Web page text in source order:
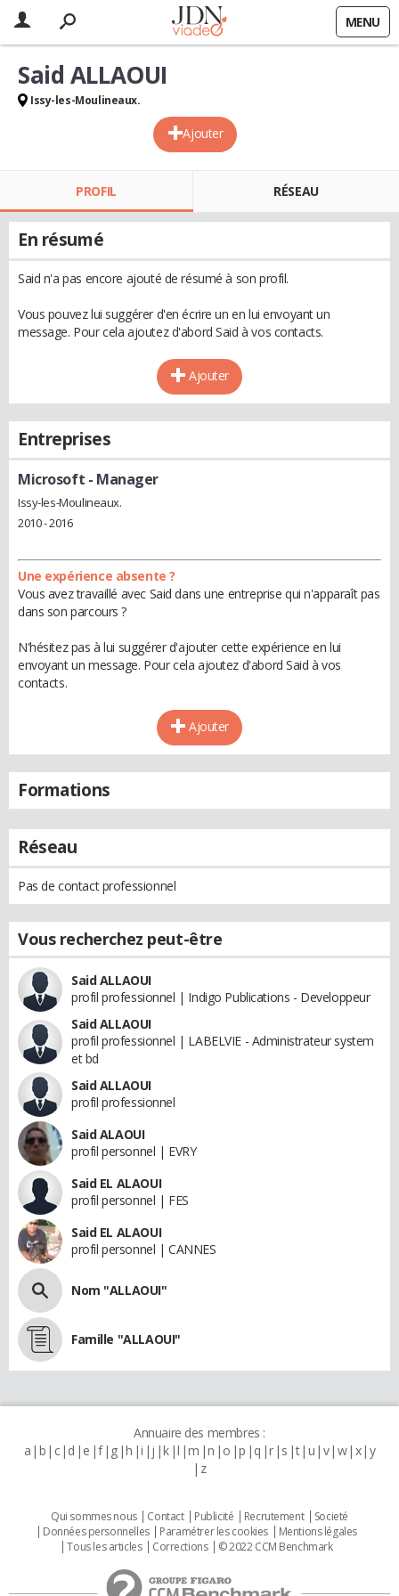
MENU
Ajouter
Said ALLAOUI
Issy-les-Moulineaux.
PROFIL RÉSEAU
En résumé
Said n'a pas encore ajouté de résumé à son profil.
Vous pouvez lui suggérer d'en écrire un en lui envoyant un
message. Pour cela ajoutez d'abord Said à vos contacts.
Ajouter
Entreprises
Microsoft - Manager
Issy-les-Moulineaux.
2010 - 2016
Une expérience absente ?
Vous avez travaillé avec Said dans une entreprise qui n'apparaît pas
dans son parcours ?
N'hésitez pas à lui suggérer d'ajouter cette expérience en lui
envoyant un message. Pour cela ajoutez d'abord Said à vos
contacts.
Ajouter
Formations
Réseau
Pas de contact professionnel
Vous recherchez peut-être
Said ALLAOUI
profil professionnel | Indigo Publications - Developpeur
Said ALLAOUI
profil professionnel | LABELVIE - Administrateur system
et bd
Said ALLAOUI
profil professionnel
Said ALAOUI
profil personnel | EVRY
Said EL ALAOUI
profil personnel | FES
Said EL ALAOUI
profil personnel | CANNES
Nom "ALLAOUI"
Famille "ALLAOUI"
Annuaire des membres :
a b c d e f g h i j k l m n o p q r s t u v w x y
z
Qui sommes nous Contact Publicité Recrutement
Societé
Données personnelles
Paramétrer les cookies
Mentions légales
Tous les articles
Corrections © 2022 CCM Benchmark